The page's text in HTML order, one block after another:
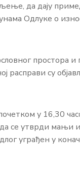
да дају
Одлуке о
простора и
расправи су
у 16,30
се утврди мањи
уграђен у